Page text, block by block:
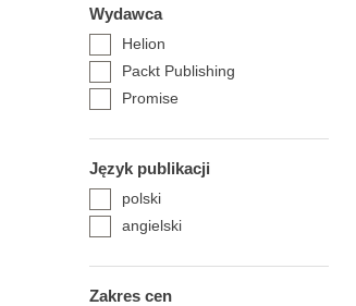
Wydawca
Helion
Packt Publishing
Promise
Język publikacji
polski
angielski
Zakres cen